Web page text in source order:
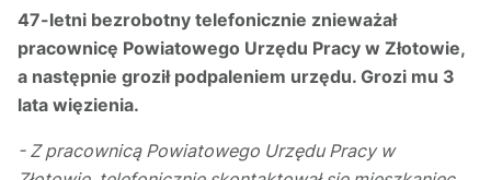
47-letni bezrobotny telefonicznie znieważał
pracownicę Powiatowego Urzędu Pracy w Złotowie,
a następnie groził podpaleniem urzędu. Grozi mu 3
lata więzienia.
- Z pracownicą Powiatowego Urzędu Pracy w